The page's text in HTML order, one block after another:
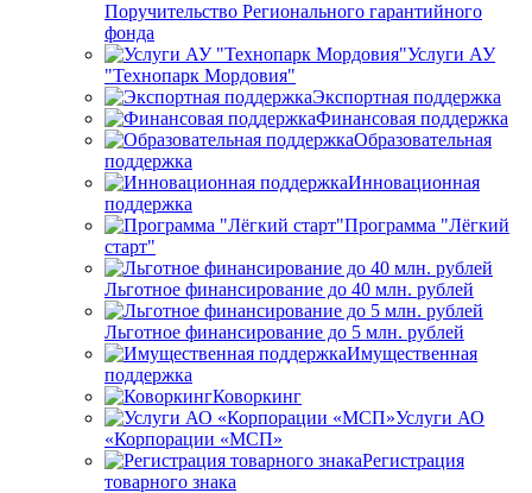
Поручительство Регионального гарантийного
фонда
Услуги АУ
"Технопарк Мордовия"
Экспортная поддержка
Финансовая поддержка
Образовательная
поддержка
Инновационная
поддержка
Программа "Лёгкий
старт"
Льготное финансирование до 40 млн. рублей
Льготное финансирование до 5 млн. рублей
Имущественная
поддержка
Коворкинг
Услуги АО
«Корпорации «МСП»
Регистрация
товарного знака